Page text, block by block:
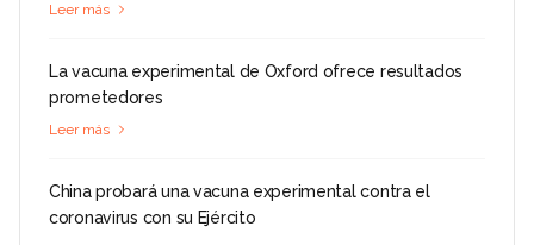
Leer más
La vacuna experimental de Oxford ofrece resultados
prometedores
Leer más
China probará una vacuna experimental contra el
coronavirus con su Ejército